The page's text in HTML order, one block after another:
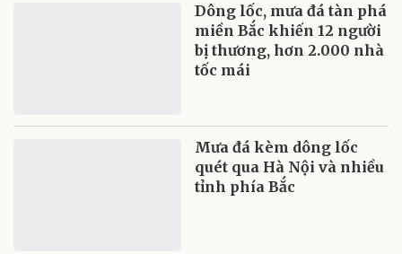
Dông lốc, mưa đá tàn phá
miền Bắc khiến 12 người
bị thương, hơn 2.000 nhà
tốc mái
Mưa đá kèm dông lốc
quét qua Hà Nội và nhiều
tỉnh phía Bắc